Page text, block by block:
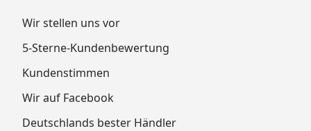
Wir stellen uns vor
5-Sterne-Kundenbewertung
Kundenstimmen
Wir auf Facebook
Deutschlands bester Händler